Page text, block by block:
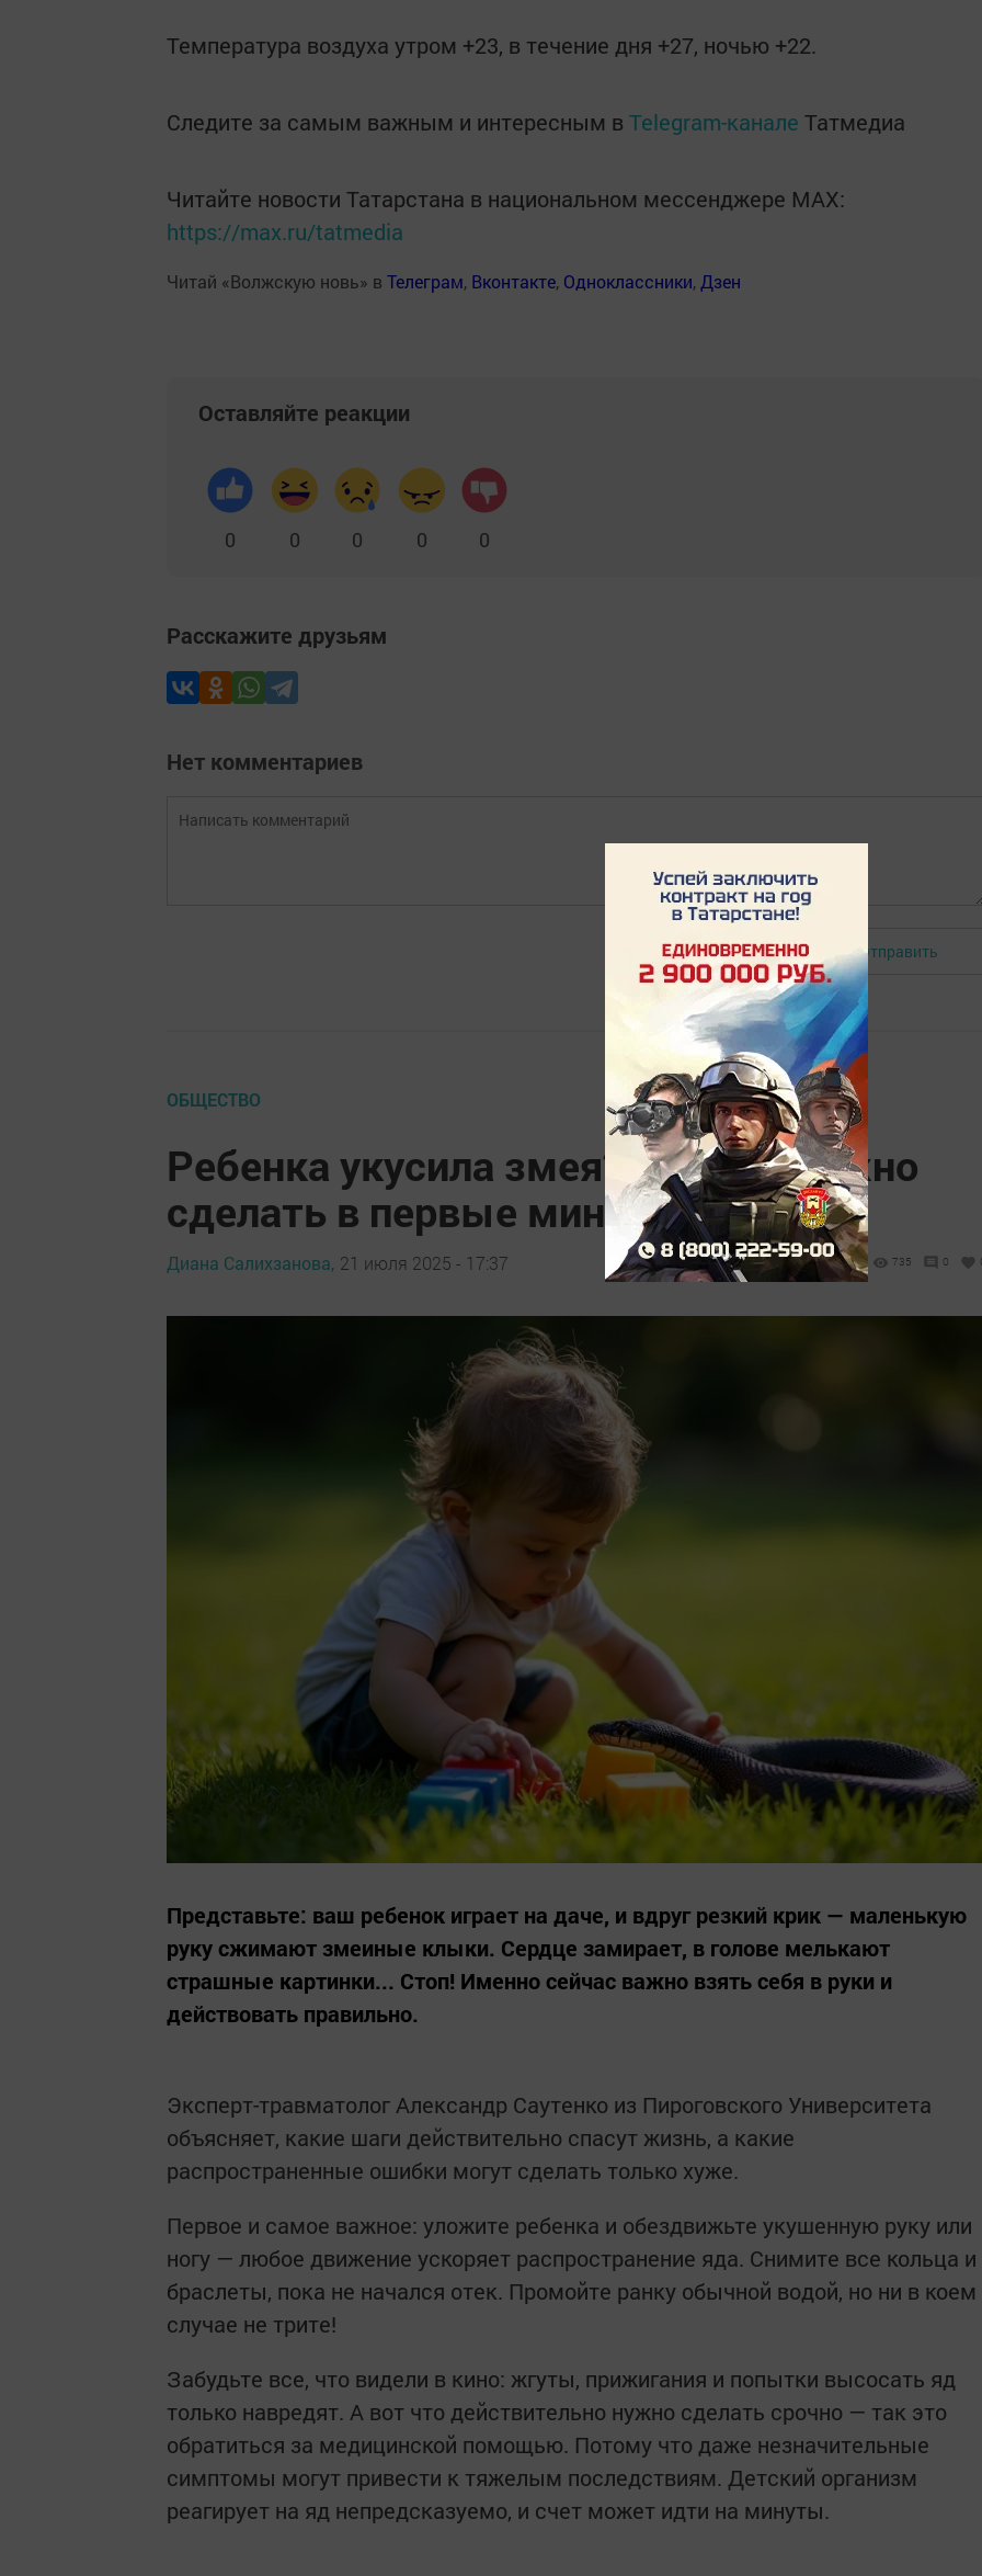
Температура воздуха утром +23, в течение дня +27, ночью +22.
Следите за самым важным и интересным в Telegram-канале Татмедиа
Читайте новости Татарстана в национальном мессенджере MАХ:
https://max.ru/tatmedia
Читай «Волжскую новь» в Телеграм, Вконтакте, Одноклассники, Дзен
Оставляйте реакции
0 0 0 0 0
Расскажите друзьям
Нет комментариев
Авторизоваться Отправить
ОБЩЕСТВО
Ребенка укусила змея? Вот что нужно
сделать в первые минуты
Диана Салихзанова, 21 июля 2025 - 17:37 735 0
Представьте: ваш ребенок играет на даче, и вдруг резкий крик — маленькую
руку сжимают змеиные клыки. Сердце замирает, в голове мелькают
страшные картинки... Стоп! Именно сейчас важно взять себя в руки и
действовать правильно.
Эксперт-травматолог Александр Саутенко из Пироговского Университета
объясняет, какие шаги действительно спасут жизнь, а какие
распространенные ошибки могут сделать только хуже.
Первое и самое важное: уложите ребенка и обездвижьте укушенную руку или
ногу — любое движение ускоряет распространение яда. Снимите все кольца и
браслеты, пока не начался отек. Промойте ранку обычной водой, но ни в коем
случае не трите!
Забудьте все, что видели в кино: жгуты, прижигания и попытки высосать яд
только навредят. А вот что действительно нужно сделать срочно — так это
обратиться за медицинской помощью. Потому что даже незначительные
симптомы могут привести к тяжелым последствиям. Детский организм
реагирует на яд непредсказуемо, и счет может идти на минуты.